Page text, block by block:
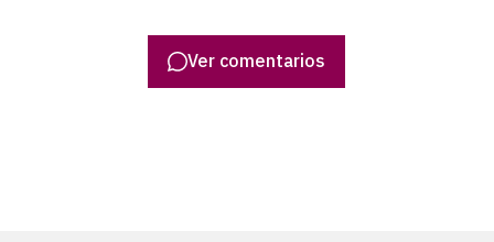
Ver comentarios